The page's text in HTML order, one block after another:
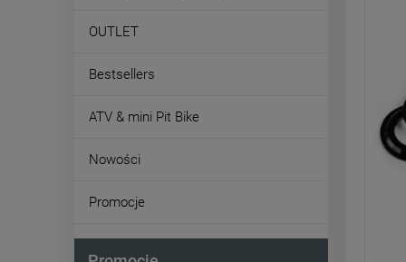
OUTLET
Bestsellers
ATV & mini Pit Bike
Nowości
Promocje